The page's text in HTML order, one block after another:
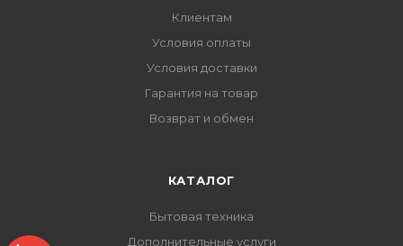
Клиентам
Условия оплаты
Условия доставки
Гарантия на товар
Возврат и обмен
КАТАЛОГ
Бытовая техника
Дополнительные услуги